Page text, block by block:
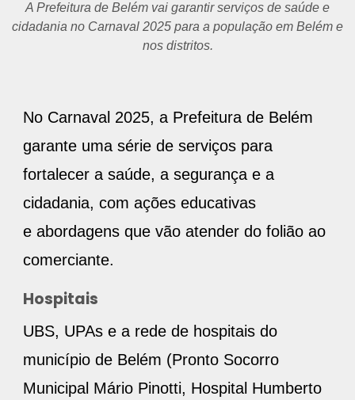
A Prefeitura de Belém vai garantir serviços de saúde e
cidadania no Carnaval 2025 para a população em Belém e
nos distritos.
No Carnaval 2025, a Prefeitura de Belém
garante uma série de serviços para
fortalecer a saúde, a segurança e a
cidadania, com ações educativas
e abordagens que vão atender do folião ao
comerciante.
Hospitais
UBS, UPAs e a rede de hospitais do
município de Belém (Pronto Socorro
Municipal Mário Pinotti, Hospital Humberto